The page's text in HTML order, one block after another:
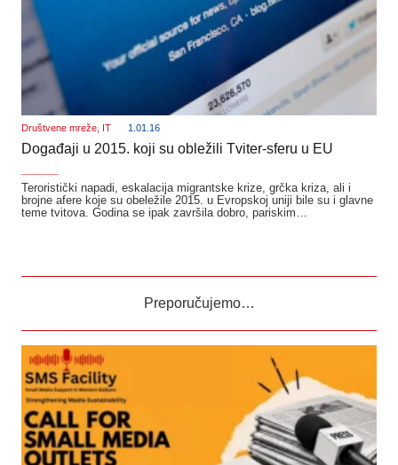
Društvene mreže IT 1.01.16
Događaji u 2015. koji su obležili Tviter-sferu u EU
Teroristički napadi, eskalacija migrantske krize, grčka kriza, ali i
brojne afere koje su obeležile 2015. u Evropskoj uniji bile su i glavne
teme tvitova. Godina se ipak završila dobro, pariskim…
Preporučujemo…